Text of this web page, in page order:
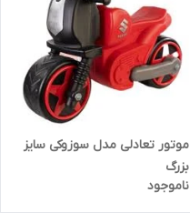
موتور تعادلی مدل سوزوکی سایز
بزرگ
ناموجود